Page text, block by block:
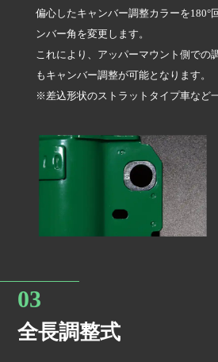
偏心したキャンバー調整カラーを180°
ンバー角を変更します。
これにより、アッパーマウント側での
もキャンバー調整が可能となります。
※差込形状のストラットタイプ車など
全長調整式